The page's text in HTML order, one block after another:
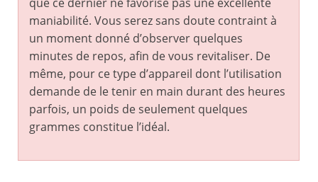
maniabilité. Vous serez sans doute contraint à
un moment donné d’observer quelques
minutes de repos, afin de vous revitaliser. De
même, pour ce type d’appareil dont l’utilisation
demande de le tenir en main durant des heures
parfois, un poids de seulement quelques
grammes constitue l’idéal.